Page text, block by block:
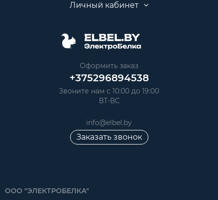
Личный кабинет
Оформить заказ
+375296894538
Звоните нам с 10:00 до 19:00
ВТ-ВС
info@elbel.by
Заказать звонок
ООО "ЭЛЕКТРОБЕЛКА"